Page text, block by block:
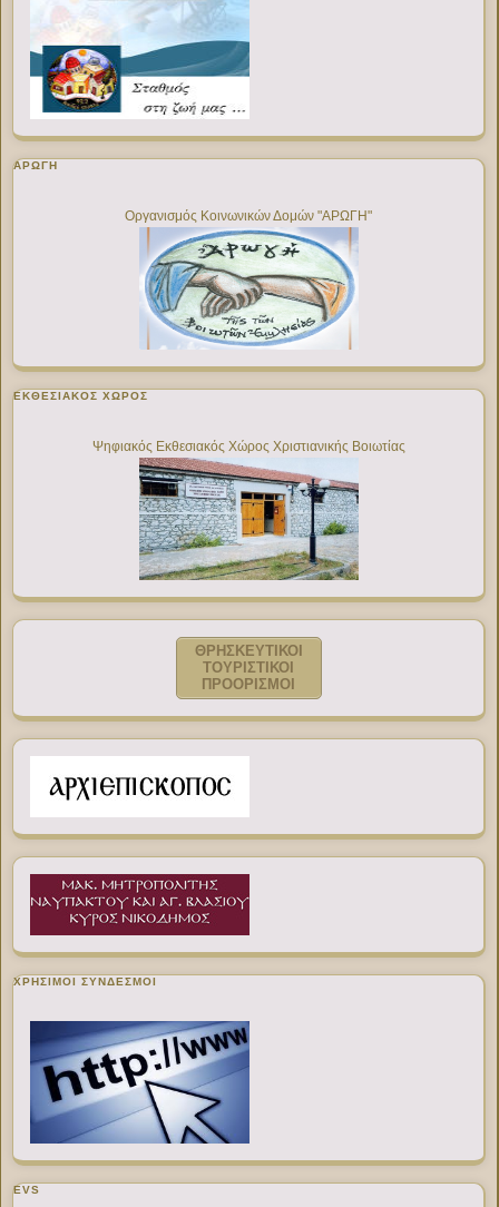
ΑΡΩΓΗ
Οργανισμός Κοινωνικών Δομών "ΑΡΩΓΗ"
ΕΚΘΕΣΙΑΚΌΣ ΧΏΡΟΣ
Ψηφιακός Εκθεσιακός Χώρος Χριστιανικής Βοιωτίας
ΘΡΗΣΚΕΥΤΙΚΟΙ
ΤΟΥΡΙΣΤΙΚΟΙ
ΠΡΟΟΡΙΣΜΟΙ
ΧΡΉΣΙΜΟΙ ΣΎΝΔΕΣΜΟΙ
EVS